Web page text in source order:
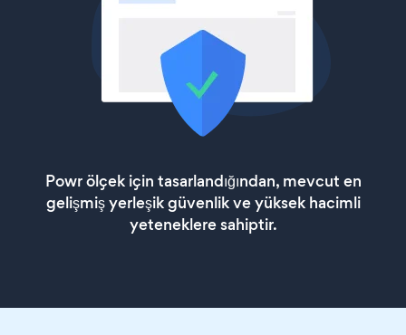
Powr ölçek için tasarlandığından, mevcut en
gelişmiş yerleşik güvenlik ve yüksek hacimli
yeteneklere sahiptir.